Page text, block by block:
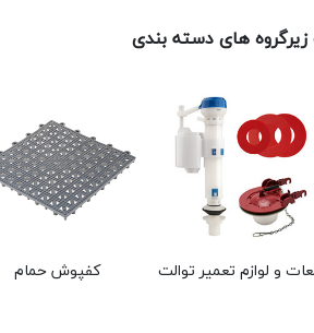
های دسته بندی
و لوازم تعمیر توالت کفپوش حمام